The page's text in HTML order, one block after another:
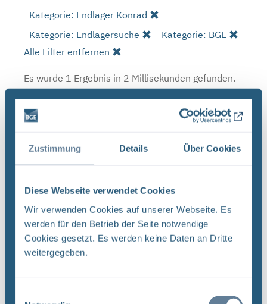
Zustimmung Details Über Cookies
Diese Webseite verwendet Cookies
Wir verwenden Cookies auf unserer Webseite. Es
werden für den Betrieb der Seite notwendige
Cookies gesetzt. Es werden keine Daten an Dritte
weitergegeben.
Kategorie: Endlager Konrad
Kategorie: Endlagersuche
Kategorie: BGE
Alle Filter entfernen
Es wurde 1 Ergebnis in 2 Millisekunden gefunden.
Zeige Ergebnisse 1 bis 1 von 1.
Ergebnisse pro Seite:
1
Sortieren nach
Forschungs- und Entwicklungsstrategie der
BGE (PDF)
FORSCHUNG UND ENTWICKLUNG F&E-Strategie